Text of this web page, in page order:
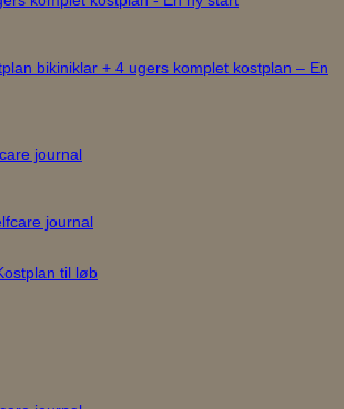
bikiniklar + 4 ugers komplet kostplan – En
pris
journal
aktuelle